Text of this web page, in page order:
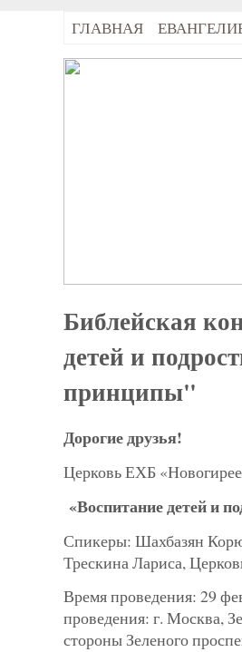
ГЛАВНАЯ
Библейская
детей и
принципы"
Дорогие друзья!
Церковь ЕХБ
«Воспитание детей и
Спикеры: Шахбазян
Трескина Лариса,
Время проведения: 29
проведения: г. Москва,
стороны Зеленого